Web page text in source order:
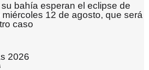
bahía esperan el eclipse de
12 de agosto, que será
caso
2026